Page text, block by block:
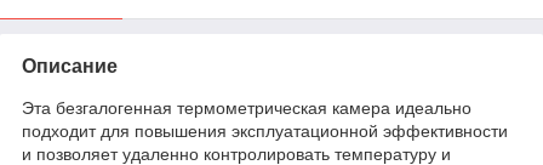
Описание
Эта безгалогенная термометрическая камера идеально
подходит для повышения эксплуатационной эффективности
и позволяет удаленно контролировать температуру и